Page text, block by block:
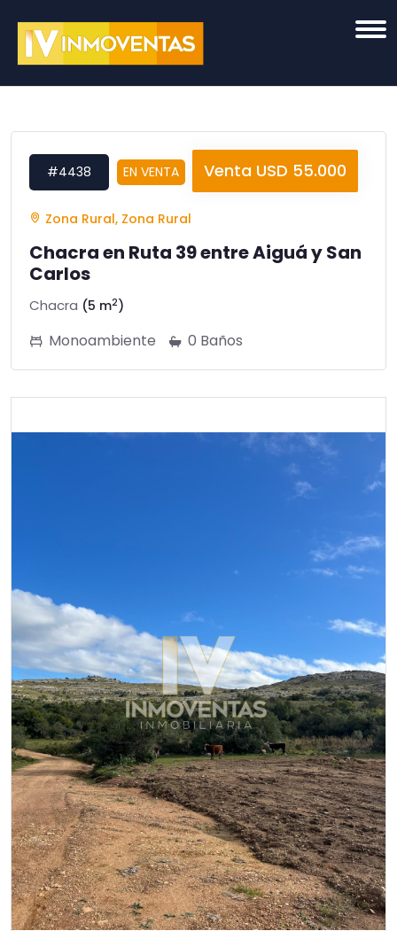
#4438 EN VENTA Venta USD 55.000
Zona Rural, Zona Rural
Chacra en Ruta 39 entre Aiguá y San
Carlos
Chacra (5 m2)
Monoambiente 0 Baños